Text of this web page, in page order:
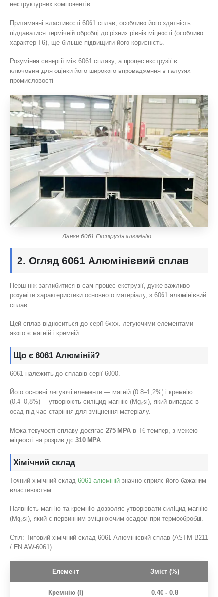
неструктурних компонентів.
Притаманні властивості 6061 сплав, особливо його здатність
піддаватися термічній обробці до різних рівнів міцності (особливо
характер T6), ще більше підвищити його корисність.
Розуміння синергії між 6061 сплаву, а процес екструзії є
ключовим для оцінки його широкого впровадження в галузях
промисловості.
Ланге 6061 Екструзія алюмінію
2. Огляд 6061 Алюмінієвий сплав
Перш ніж заглибитися в сам процес екструзії, дуже важливо
розуміти характеристики основного матеріалу, з 6061 алюмінієвий
сплав.
Цей сплав відноситься до серії 6xxx, легуючими елементами
якого є магній і кремній.
Що є 6061 Алюміній?
6061 належить до сплавів серії 6000.
Його основні легуючі елементи — магній (0.8–1,2%) і кремнію
(0.4–0,8%)— утворюють силіцид магнію (Mg₂si), який випадає в
осад під час старіння для зміцнення матеріалу.
Межа текучості сплаву досягає 275 MPA в Т6 темпер, з межею
міцності на розрив до 310 MPA
Хімічний склад
Точний хімічний склад 6061 алюміній значно сприяє його бажаним
властивостям.
Наявність магнію та кремнію дозволяє утворювати силіцид магнію
(Mg₂si), який є первинним зміцнюючим осадом при термообробці.
Стіл: Типовий хімічний склад 6061 Алюмінієвий сплав (ASTM B211
/ EN AW-6061)
Елемент Зміст (%)
Кремнію (І) 0.40 - 0.8